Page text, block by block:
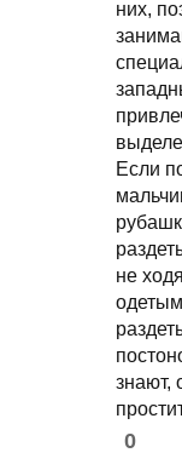
них,
Если
не
знают,
0